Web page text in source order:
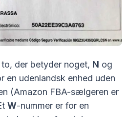
der betyder noget, N og
en udenlandsk enhed uden
(Amazon FBA-sælgeren er
W-nummer er for en